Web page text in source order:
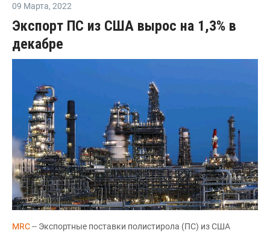
09 Марта, 2022
Экспорт ПС из США вырос на 1,3% в
декабре
MRC-- Экспортные поставки полистирола (ПС) из США